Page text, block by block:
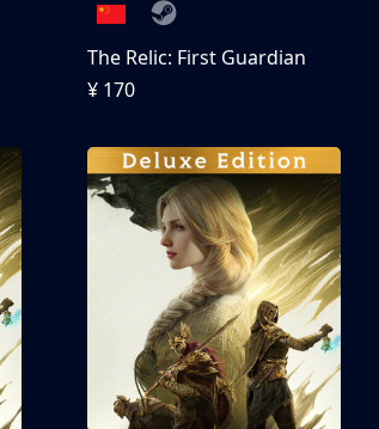
The Relic: First Guardian
¥ 170